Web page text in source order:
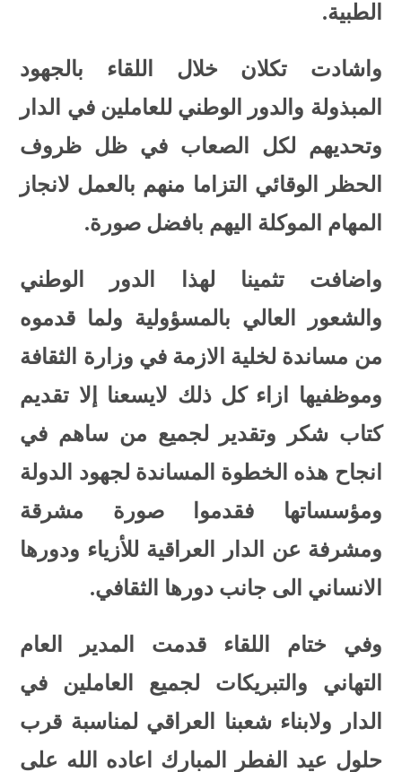
الطبية.
واشادت تكلان خلال اللقاء بالجهود
المبذولة والدور الوطني للعاملين في الدار
وتحديهم لكل الصعاب في ظل ظروف
الحظر الوقائي التزاما منهم بالعمل لانجاز
المهام الموكلة اليهم بافضل صورة.
واضافت تثمينا لهذا الدور الوطني
والشعور العالي بالمسؤولية ولما قدموه
من مساندة لخلية الازمة في وزارة الثقافة
وموظفيها ازاء كل ذلك لايسعنا إلا تقديم
كتاب شكر وتقدير لجميع من ساهم في
انجاح هذه الخطوة المساندة لجهود الدولة
ومؤسساتها فقدموا صورة مشرقة
ومشرفة عن الدار العراقية للأزياء ودورها
الانساني الى جانب دورها الثقافي.
وفي ختام اللقاء قدمت المدير العام
التهاني والتبريكات لجميع العاملين في
الدار ولابناء شعبنا العراقي لمناسبة قرب
حلول عيد الفطر المبارك اعاده الله على